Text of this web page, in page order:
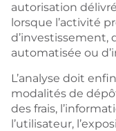
autorisation
lorsque l’activité
d’investissement,
automatisée ou
L’analyse doit
modalités de
des frais,
l’utilisateur,